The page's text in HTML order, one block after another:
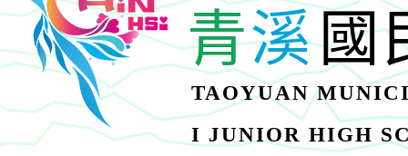
青溪國
TAOYUAN
I JUNIOR HIGH